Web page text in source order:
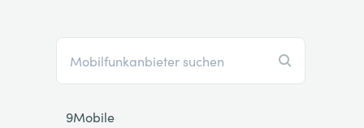
9Mobile